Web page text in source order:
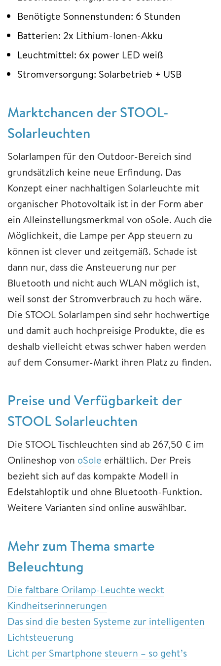
Benötigte Sonnenstunden: 6 Stunden
Batterien: 2x Lithium-Ionen-Akku
Leuchtmittel: 6x power LED weiß
Stromversorgung: Solarbetrieb + USB
Marktchancen der STOOL-
Solarleuchten
Solarlampen für den Outdoor-Bereich sind
grundsätzlich keine neue Erfindung. Das
Konzept einer nachhaltigen Solarleuchte mit
organischer Photovoltaik ist in der Form aber
ein Alleinstellungsmerkmal von oSole. Auch die
Möglichkeit, die Lampe per App steuern zu
können ist clever und zeitgemäß. Schade ist
dann nur, dass die Ansteuerung nur per
Bluetooth und nicht auch WLAN möglich ist,
weil sonst der Stromverbrauch zu hoch wäre.
Die STOOL Solarlampen sind sehr hochwertige
und damit auch hochpreisige Produkte, die es
deshalb vielleicht etwas schwer haben werden
auf dem Consumer-Markt ihren Platz zu finden.
Preise und Verfügbarkeit der
STOOL Solarleuchten
Die STOOL Tischleuchten sind ab 267,50 € im
Onlineshop von oSole erhältlich. Der Preis
bezieht sich auf das kompakte Modell in
Edelstahloptik und ohne Bluetooth-Funktion.
Weitere Varianten sind online auswählbar.
Mehr zum Thema smarte
Beleuchtung
Die faltbare Orilamp-Leuchte weckt
Kindheitserinnerungen
Das sind die besten Systeme zur intelligenten
Lichtsteuerung
Licht per Smartphone steuern – so geht’s